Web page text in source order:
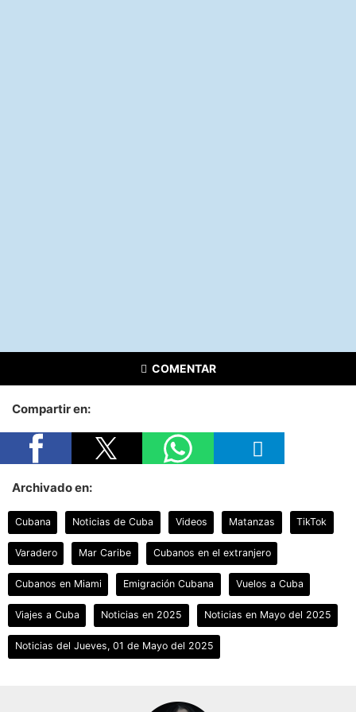
COMENTAR
Compartir en:
Archivado en:
Cubana Noticias de Cuba Videos Matanzas TikTok
Varadero Mar Caribe Cubanos en el extranjero
Cubanos en Miami Emigración Cubana Vuelos a Cuba
Viajes a Cuba Noticias en 2025 Noticias en Mayo del 2025
Noticias del Jueves, 01 de Mayo del 2025